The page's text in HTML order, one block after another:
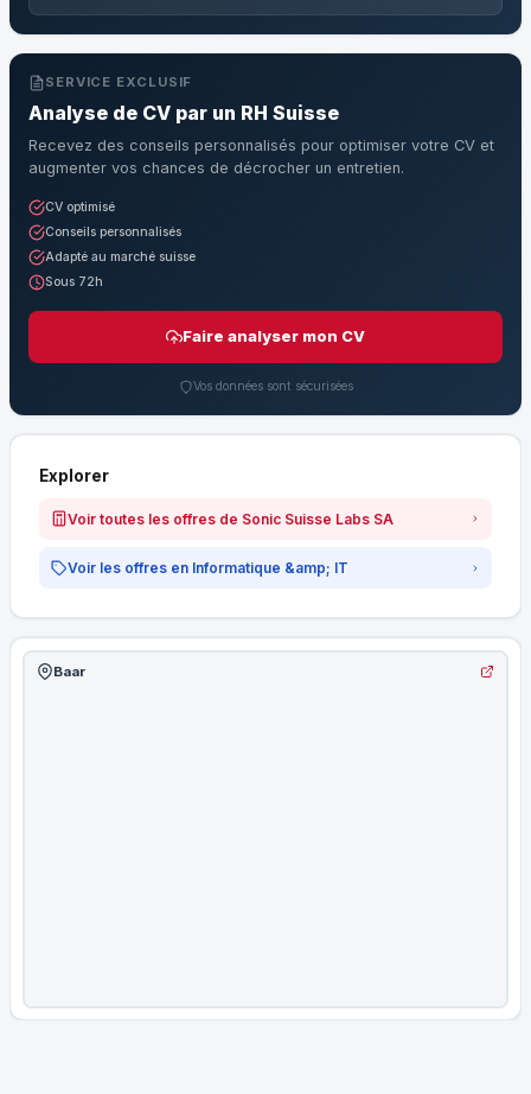
SERVICE EXCLUSIF
Analyse de CV par un RH Suisse
Recevez des conseils personnalisés pour optimiser votre CV et
augmenter vos chances de décrocher un entretien.
CV optimisé
Conseils personnalisés
Adapté au marché suisse
Sous 72h
Faire analyser mon CV
Vos données sont sécurisées
Explorer
Voir toutes les offres de Sonic Suisse Labs SA
Voir les offres en Informatique &amp; IT
Baar